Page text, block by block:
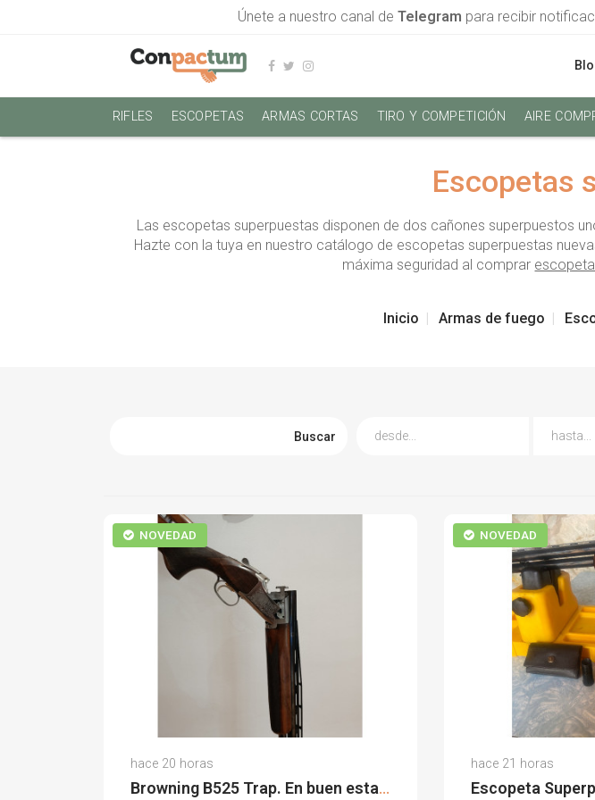
Únete a nuestro canal de Telegram para recibir
RIFLES ESCOPETAS ARMAS CORTAS TIRO Y COMPETICIÓN AIRE
Escopetas
Las escopetas superpuestas disponen de dos cañones superpuestos
Hazte con la tuya en nuestro catálogo de escopetas superpuestas
máxima seguridad al comprar
Inicio Armas de fuego
Buscar
NOVEDAD
David E.
(0)
hace 20 horas
Browning B525 Trap. En buen estado.
NOVEDAD
Antonio G.
hace 21 horas